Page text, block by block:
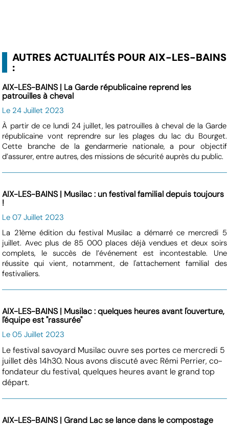
AUTRES ACTUALITÉS POUR AIX-LES-BAINS
:
AIX-LES-BAINS | La Garde républicaine reprend les
patrouilles à cheval
Le 24 Juillet 2023
À partir de ce lundi 24 juillet, les patrouilles à cheval de la Garde
républicaine vont reprendre sur les plages du lac du Bourget.
Cette branche de la gendarmerie nationale, a pour objectif
d’assurer, entre autres, des missions de sécurité auprès du public.
AIX-LES-BAINS | Musilac : un festival familial depuis toujours
!
Le 07 Juillet 2023
La 21ème édition du festival Musilac a démarré ce mercredi 5
juillet. Avec plus de 85 000 places déjà vendues et deux soirs
complets, le succès de l’événement est incontestable. Une
réussite qui vient, notamment, de l'attachement familial des
festivaliers.
AIX-LES-BAINS | Musilac : quelques heures avant l'ouverture,
l'équipe est "rassurée"
Le 05 Juillet 2023
Le festival savoyard Musilac ouvre ses portes ce mercredi 5
juillet dès 14h30. Nous avons discuté avec Rémi Perrier, co-
fondateur du festival, quelques heures avant le grand top
départ.
AIX-LES-BAINS | Grand Lac se lance dans le compostage